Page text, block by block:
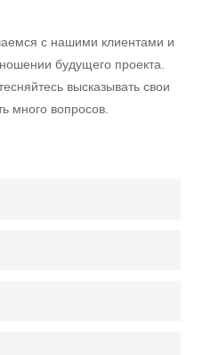
с нашими клиентами и
будущего проекта.
высказывать свои
много вопросов.